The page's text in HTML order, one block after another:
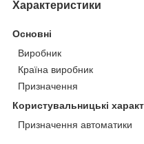
Характеристики
Основні
Виробник
Країна виробник
Призначення
Користувальницькі
Призначення автоматики